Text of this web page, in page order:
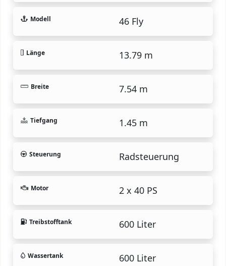
Modell 46 Fly
Länge 13.79 m
Breite 7.54 m
Tiefgang 1.45 m
Steuerung Radsteuerung
Motor 2 x 40 PS
Treibstofftank 600 Liter
Wassertank 600 Liter